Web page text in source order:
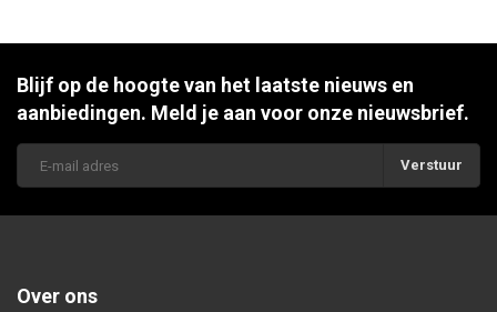
Blijf op de hoogte van het laatste nieuws en
aanbiedingen. Meld je aan voor onze nieuwsbrief.
Verstuur
Over ons